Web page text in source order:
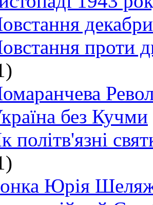
проти
без Кучми
політв'язні
Юрія